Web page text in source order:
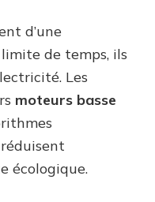
d’une
de temps, ils
Les
moteurs basse
écologique.